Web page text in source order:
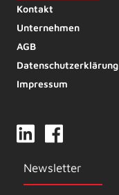
Kontakt
Unternehmen
AGB
Datenschutzerklärung
Impressum
Newsletter